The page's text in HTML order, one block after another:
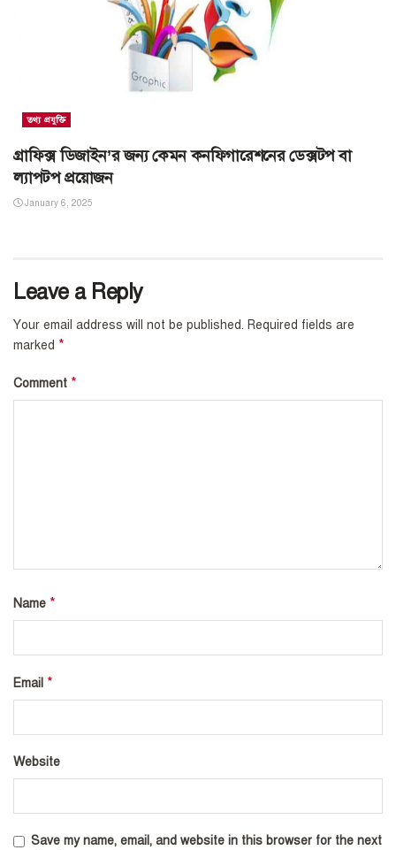
তথ্য প্রযুক্তি
গ্রাফিক্স ডিজাইন’র জন্য কেমন কনফিগারেশনের ডেক্সটপ বা
ল্যাপটপ প্রয়োজন
January 6, 2025
Leave a Reply
Your email address will not be published. Required fields are
marked *
Comment *
Name *
Email *
Website
Save my name, email, and website in this browser for the next